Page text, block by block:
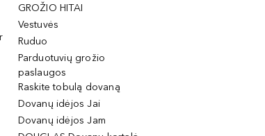
GROŽIO HITAI
Vestuvės
Ruduo
Parduotuvių grožio
paslaugos
Raskite tobulą dovaną
Dovanų idėjos Jai
Dovanų idėjos Jam